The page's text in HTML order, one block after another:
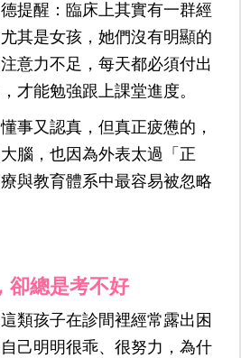
提醒：臨床上其實有一群經
其是女孩，她們沒有明顯的
意力不足，每天都必須付出
才能勉強跟上課堂進度。
事又認真，但真正疲憊的，
腦，也因為外表太過「正
與教育體系中最容易被忽略
卻總是考不好
類孩子在診間裡經常露出困
己明明很乖、很努力，為什